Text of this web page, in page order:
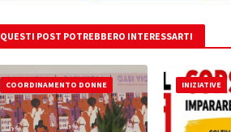
QUESTI POST POTREBBERO INTERESSARTI
COORDINAMENTO DONNE INIZIATIVE